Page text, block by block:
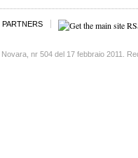
PARTNERS
nr 504 del 17 febbraio 2011.